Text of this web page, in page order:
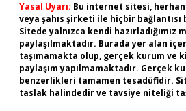
Yasal Uyarı: Bu internet sitesi,
veya şahıs şirketi ile hiçbir
Sitede yalnızca kendi hazırladığımız
paylaşılmaktadır. Burada yer alan
taşımamakta olup, gerçek kurum ve
paylaşım yapılmamaktadır. Gerçek
benzerlikleri tamamen tesadüfidir.
taslak halindedir ve tavsiye niteliği